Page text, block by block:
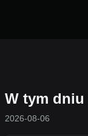
W tym dniu
2026-08-06